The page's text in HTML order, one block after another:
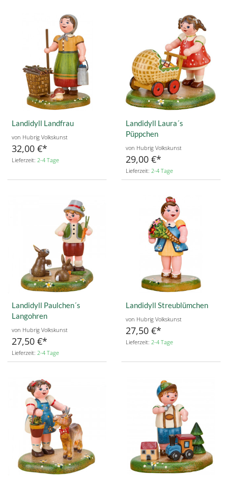
Landidyll Landfrau
von Hubrig Volkskunst
32,00 €
Lieferzeit: 2-4 Tage
Landidyll Laura´s
Püppchen
von Hubrig Volkskunst
29,00 €
Lieferzeit: 2-4 Tage
Landidyll Paulchen´s
Langohren
von Hubrig Volkskunst
27,50 €
Lieferzeit: 2-4 Tage
Landidyll Streublümchen
von Hubrig Volkskunst
27,50 €
Lieferzeit: 2-4 Tage